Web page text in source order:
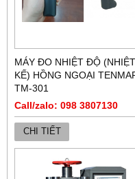
MÁY ĐO NHIỆT ĐỘ (NHIỆT
KẾ) HỒNG NGOẠI
TM-301
Call/zalo: 098 3807130
CHI TIẾT